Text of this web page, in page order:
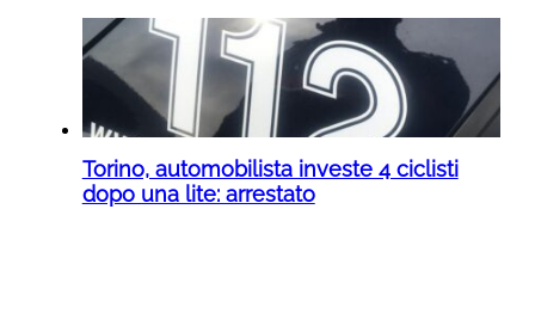
Torino, automobilista investe 4 ciclisti
dopo una lite: arrestato